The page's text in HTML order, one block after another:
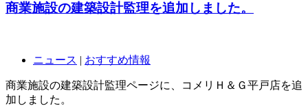
商業施設の建築設計監理を追加しました。
ニュース | おすすめ情報
商業施設の建築設計監理ページに、コメリＨ＆Ｇ平戸店を追
加しました。